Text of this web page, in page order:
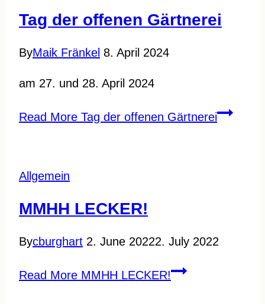
Tag der offenen Gärtnerei
ByMaik Fränkel 8. April 2024
am 27. und 28. April 2024
Read More Tag der offenen Gärtnerei
Allgemein
MMHH LECKER!
Bycburghart 2. June 20222. July 2022
Read More MMHH LECKER!